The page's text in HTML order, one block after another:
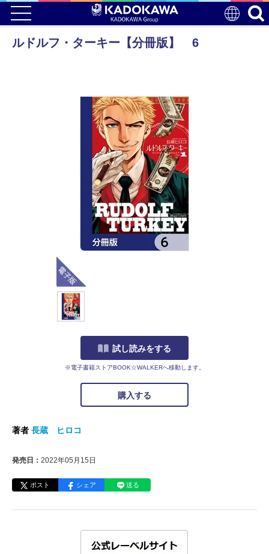
ルドルフ・ターキー【分冊版】 6
試し読みをする
※電子書籍ストアBOOK☆WALKERへ移動します。
購入する
著者 長蔵 ヒロコ
発売日： 2022年05月15日
ポスト シェア 送る